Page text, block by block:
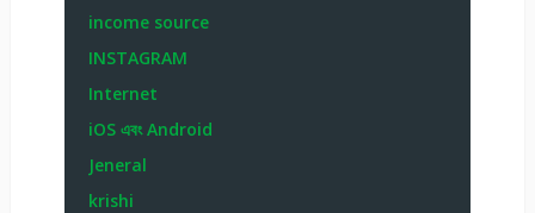
income source
INSTAGRAM
Internet
iOS এবং Android
Jeneral
krishi